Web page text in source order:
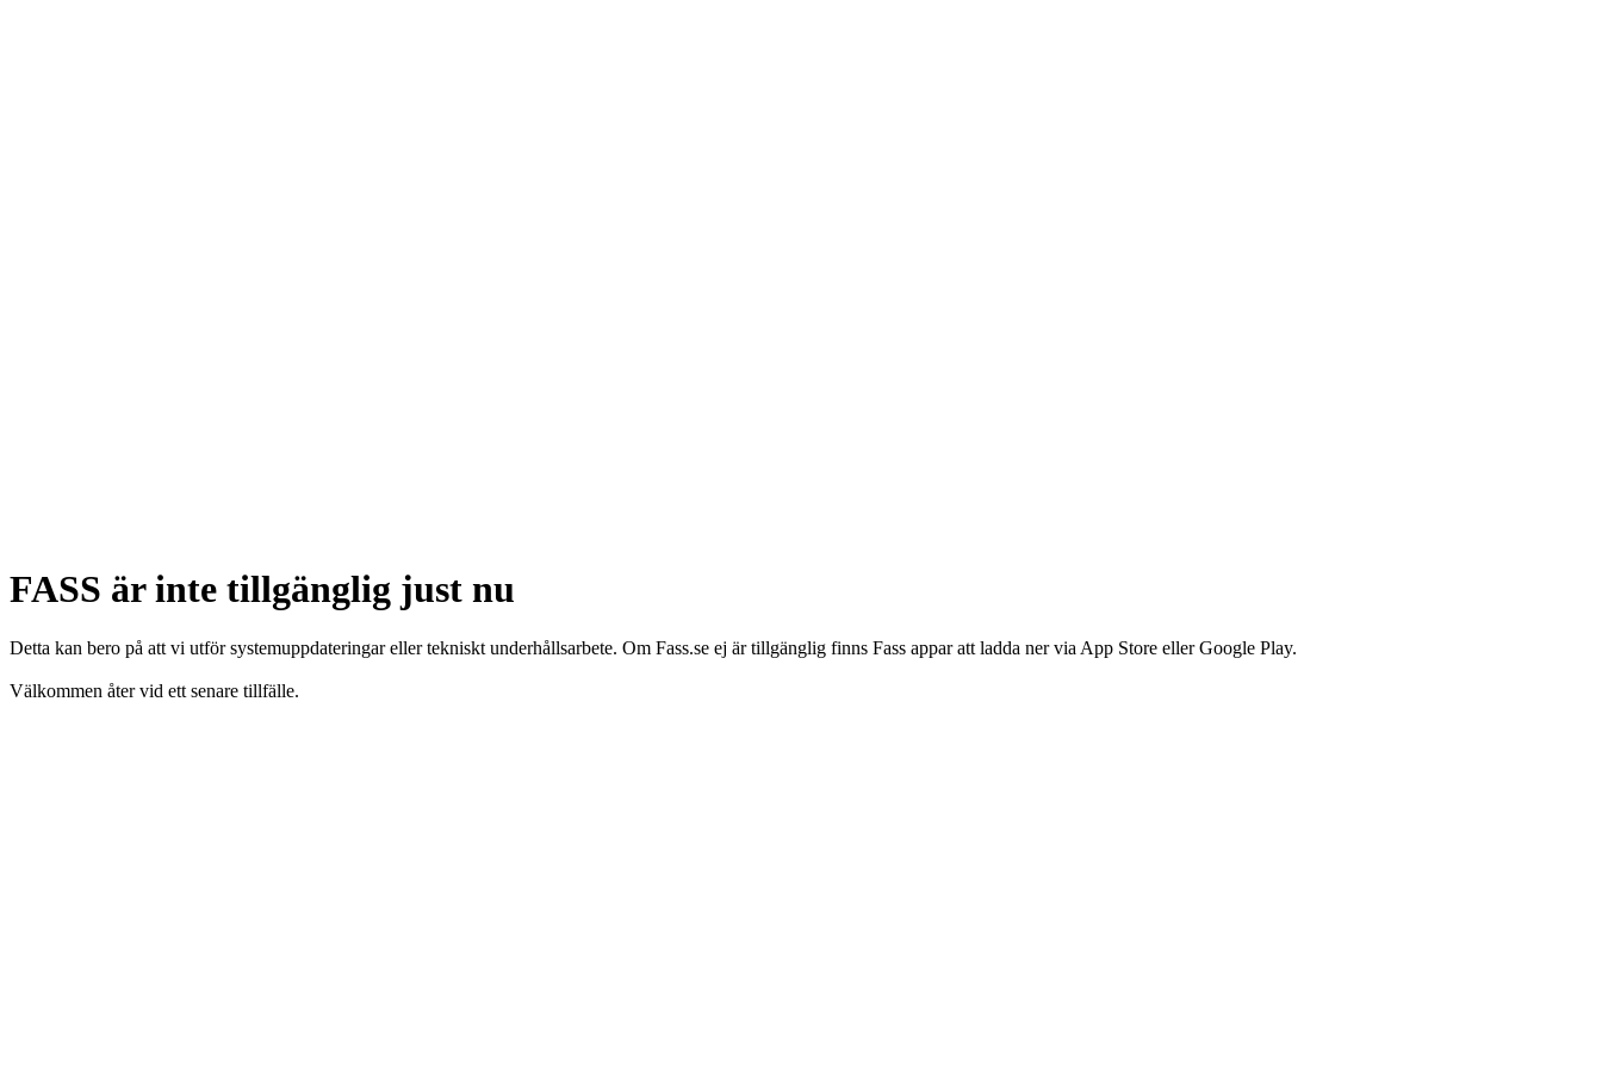
FASS är inte tillgänglig just nu
Detta kan bero på att vi utför systemuppdateringar eller tekniskt underhållsarbete. Om Fass.se ej är tillgänglig finns Fass appar att ladda ner via App Store eller Google Play.
Välkommen åter vid ett senare tillfälle.